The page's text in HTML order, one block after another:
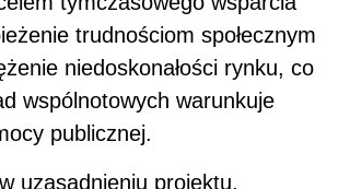
trudnościom społecznym
niedoskonałości rynku, co
wspólnotowych warunkuje
publicznej.
uzasadnieniu projektu,